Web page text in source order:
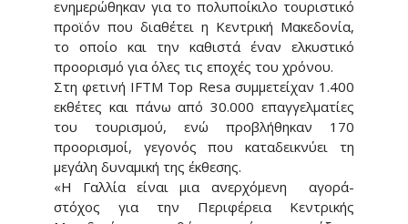
ενημερώθηκαν για το πολυποίκιλο τουριστικό
προϊόν που διαθέτει η Κεντρική Μακεδονία,
το οποίο και την καθιστά έναν ελκυστικό
προορισμό για όλες τις εποχές του χρόνου.
Στη φετινή IFTM Top Resa συμμετείχαν 1.400
εκθέτες και πάνω από 30.000 επαγγελματίες
του τουρισμού, ενώ προβλήθηκαν 170
προορισμοί, γεγονός που καταδεικνύει τη
μεγάλη δυναμική της έκθεσης.
«Η Γαλλία είναι μια ανερχόμενη αγορά-
στόχος για την Περιφέρεια Κεντρικής